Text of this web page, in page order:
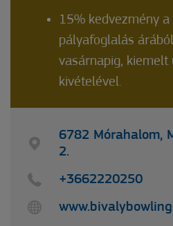
15% kedvezmény
pályafoglalás
vasárnapig, kiemelt
kivételével.
6782 Mórahalom,
2.
+3662220250